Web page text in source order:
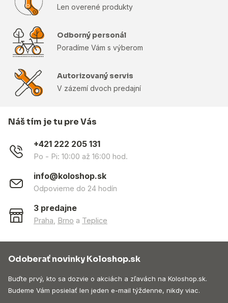
Len overené produkty
Odborný personál
Poradíme Vám s výberom
Autorizovaný servis
V zázemí dvoch predajní
Náš tím je tu pre Vás
+421 222 205 131
Po - Pi: 10:00 až 16:00 hod.
info@koloshop.sk
Odpovieme do 24 hodín
3 predajne
Praha Brno a Teplice
Odoberať novinky Koloshop.sk
Buďte prvý, kto sa dozvie o akciách a zľavách na Koloshop.sk.
Budeme Vám posielať len jeden e-mail týždenne, nikdy viac.